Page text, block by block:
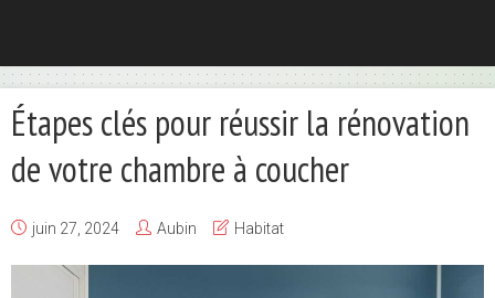
Étapes clés pour réussir la rénovation
de votre chambre à coucher
juin 27, 2024 Aubin Habitat